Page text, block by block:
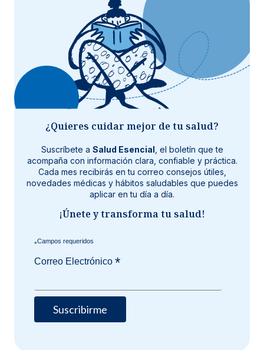
¿Quieres cuidar mejor de tu salud?
Suscríbete a Salud Esencial, el boletín que te
acompaña con información clara, confiable y práctica.
Cada mes recibirás en tu correo consejos útiles,
novedades médicas y hábitos saludables que puedes
aplicar en tu día a día.
¡Únete y transforma tu salud!
*
Correo Electrónico*